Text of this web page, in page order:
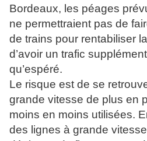
Bordeaux, les péages
ne permettraient pas de
de trains pour rentabiliser
d’avoir un trafic
qu’espéré.
Le risque est de se
grande vitesse de plus en
moins en moins utilisées.
des lignes à grande